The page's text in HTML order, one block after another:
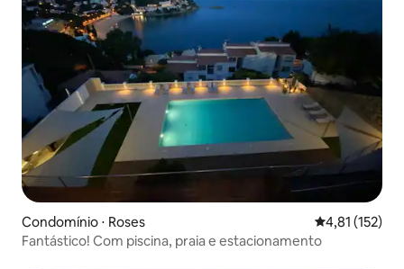
Condomínio ⋅ Roses 4,81 de uma
4,81 (152)
Fantástico! Com piscina, praia e estacionamento